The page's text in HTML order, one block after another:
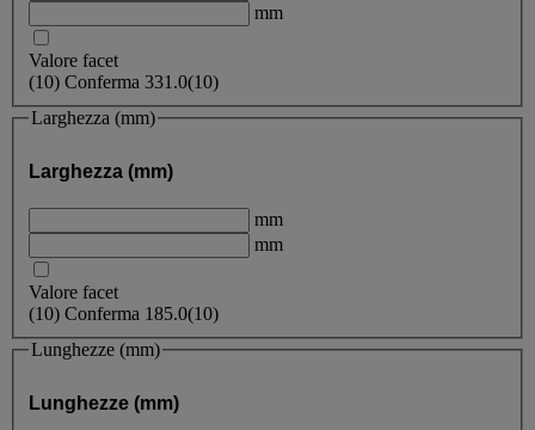
mm
Valore facet
(10) Conferma 331.0(10)
Larghezza (mm)
Larghezza (mm)
mm
mm
Valore facet
(10) Conferma 185.0(10)
Lunghezze (mm)
Lunghezze (mm)